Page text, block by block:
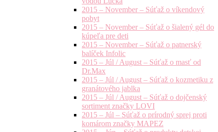
2015 – November – Súťaž o víkendový
pobyt
2015 – November – Súťaž o šialený gél do
kúpeľa pre deti
2015 – November – Súťaž o patnerský
balíček Infolic
2015 – Júl / August – Súťaž o masť od
Dr.Max
2015 – Júl / August – Súťaž o kozmetiku z
granátového jablka
2015 – Júl / August – Súťaž o dojčenský
sortiment značky LOVI
2015 – Júl – Súťaž o prírodný sprej proti
komárom značky MAPEZ